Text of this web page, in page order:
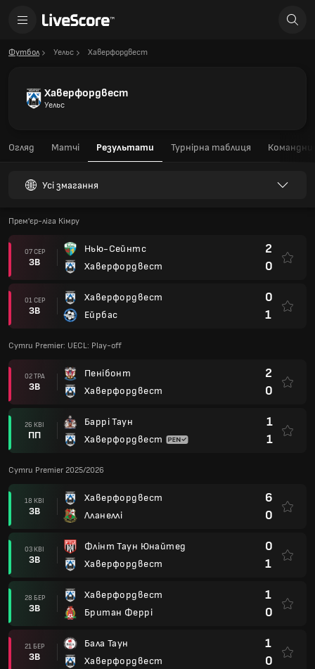
Футбол Уельс Хаверфордвест
Хаверфордвест
Уельс
Огляд Матчі Результати Турнірна таблиця
Усі змагання
Прем'єр-ліга Кімру
07 СЕР
ЗВ
Нью-Сейнтс
Хаверфордвест
2
0
01 СЕР
ЗВ
Хаверфордвест
Ейрбас
0
1
Cymru Premier: UECL: Play-off
02 ТРА
ЗВ
Пенібонт
Хаверфордвест
2
0
26 КВІ
ПП
Баррі Таун
Хаверфордвест
1
1
Cymru Premier 2025/2026
18 КВІ
ЗВ
Хаверфордвест
Лланеллі
6
0
03 КВІ
ЗВ
Флінт Таун Юнайтед
Хаверфордвест
0
1
28 БЕР
ЗВ
Хаверфордвест
Британ Феррі
1
0
21 БЕР
ЗВ
Бала Таун
Хаверфордвест
1
0